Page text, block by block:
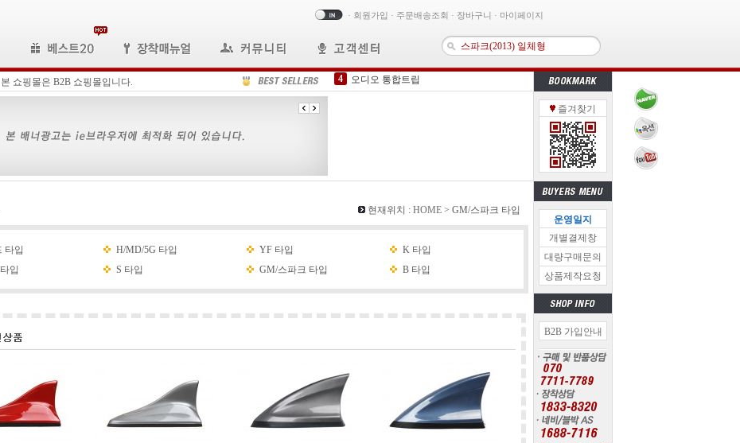
· 회원가입 · 주문배송조회 · 장바구니 · 마이페이지
본 쇼핑몰은 B2B 쇼핑몰입니다. 4
오디오 통합트립
N-590 후방카메라(블랙)
2
올뉴모닝후방카메라 케이스- 보급형
삼성 통합트립
즐겨찾기
운영일지
개별결제창
대량구매문의
상품제작요청
B2B 가입안내
현재위치 : HOME > GM/스파크 타입
타입 H/MD/5G 타입 YF 타입
K 타입
입
S 타입 GM/스파크 타입 B 타입